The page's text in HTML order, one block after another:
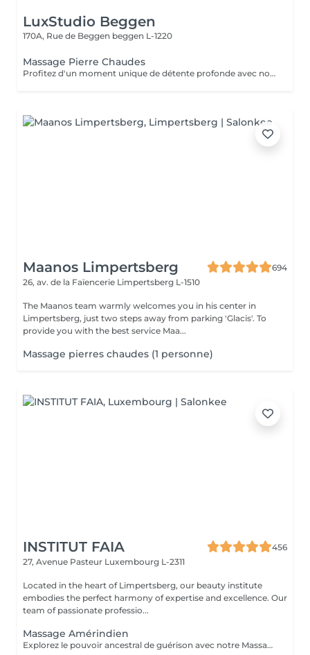
LuxStudio Beggen
170A, Rue de Beggen beggen L-1220
Massage Pierre Chaudes
Profitez d'un moment unique de détente profonde avec notre massage aux pierres chaudes, disponible en séances de 60 ou 90 minutes. Nos esthéticiennes spécialisées appliquent des pierres de basalte chauffées stratégiquement le long du corps, en combinant des mouvements doux et des techniques traditionnelles de massage. La chaleur des pierres pénètre profondément dans les muscles, favorisant la détente et le soulagement des tensions. En plus des bienfaits physiques, tels que l'amélioration de la circulation sanguine et le soulagement des douleurs musculaires, la thérapie contribue à l'équilibre mental en réduisant le stress et l'anxiété. La combinaison unique de chaleur et de massage offre une expérience thérapeutique complète, revitalisant à la fois le corps et l'esprit. Laissez-vous envelopper par la chaleur réconfortante des pierres et embarquez pour un voyage vers le bien-être total. Le temps de préparation et d'installation de la cliente est inclus dans la période choisie, garantissant que chaque minute soit dédiée à votre bien-être.
Maanos Limpertsberg
694
26, av. de la Faïencerie Limpertsberg L-1510
The Maanos team warmly welcomes you in his center in
Limpertsberg, just two steps away from parking 'Glacis'. To
provide you with the best service Maa...
Massage pierres chaudes (1 personne)
INSTITUT FAIA
456
27, Avenue Pasteur Luxembourg L-2311
Located in the heart of Limpertsberg, our beauty institute
embodies the perfect harmony of expertise and excellence. Our
team of passionate professio...
Massage Amérindien
Explorez le pouvoir ancestral de guérison avec notre Massage Amérindien aux Pierres Chaudes. Plongez dans une expérience où la sagesse des traditions amérindiennes se marie à la chaleur bienfaisante des pierres. Les pierres chaudes, soigneusement positionnées le long de votre corps, libèrent une énergie apaisante qui soulage les tensions musculaires et stimule la circulation. Les mouvements rituels et les propriétés énergisantes des pierres créent une harmonie unique entre le physique et le spirituel. Laissez-vous emporter par la chaleur réconfortante et les bienfaits revitalisants de notre Massage Amérindien avec des pierres chaudes.